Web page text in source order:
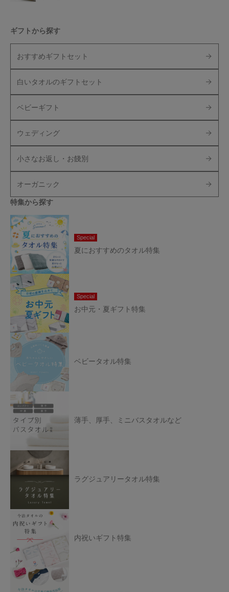
ギフトから探す
おすすめギフトセット
白いタオルのギフトセット
ベビーギフト
ウェディング
小さなお返し・お餞別
オーガニック
特集から探す
Special
夏におすすめのタオル特集
Special
お中元・夏ギフト特集
ベビータオル特集
薄手、厚手、ミニバスタオルなど
ラグジュアリータオル特集
内祝いギフト特集